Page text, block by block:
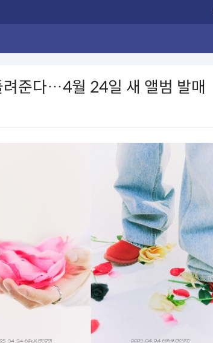
려준다…4월 24일 새 앨범 발매